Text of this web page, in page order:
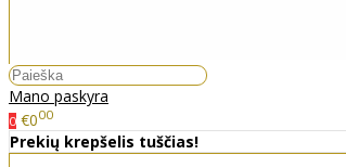
Mano paskyra
0 €000
Prekių krepšelis tuščias!